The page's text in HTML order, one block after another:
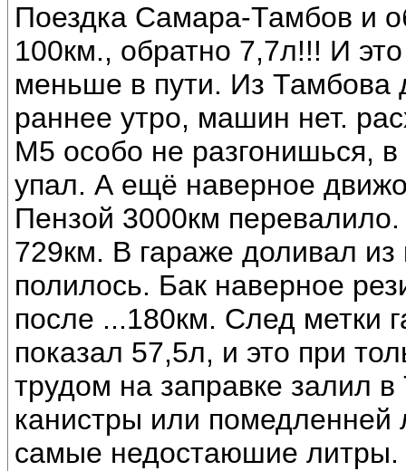
Поездка Самара-Тамбов и
100км., обратно 7,7л!!! И
меньше в пути. Из Тамбова
раннее утро, машин нет.
М5 особо не разгонишься,
упал. А ещё наверное
Пензой 3000км
729км. В гараже доливал
полилось. Бак наверное
после ...180км. След метки
показал 57,5л, и это при
трудом на заправке залил
канистры или
самые недостаюшие литры.